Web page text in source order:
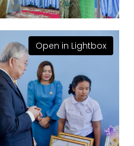
Open in Lightbox